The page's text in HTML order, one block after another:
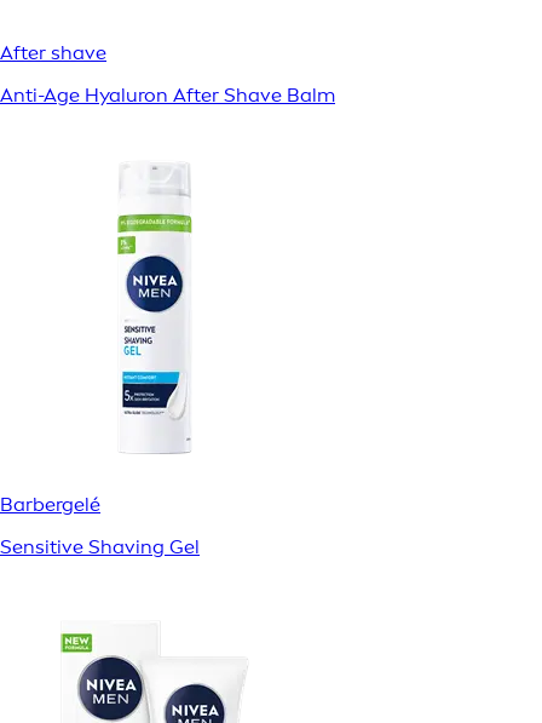
After shave
Anti-Age Hyaluron After Shave Balm
Barbergelé
Sensitive Shaving Gel